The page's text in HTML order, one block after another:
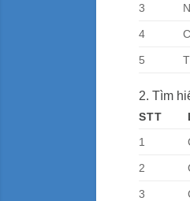
3
4
5
2. Tìm
STT
1
2
3